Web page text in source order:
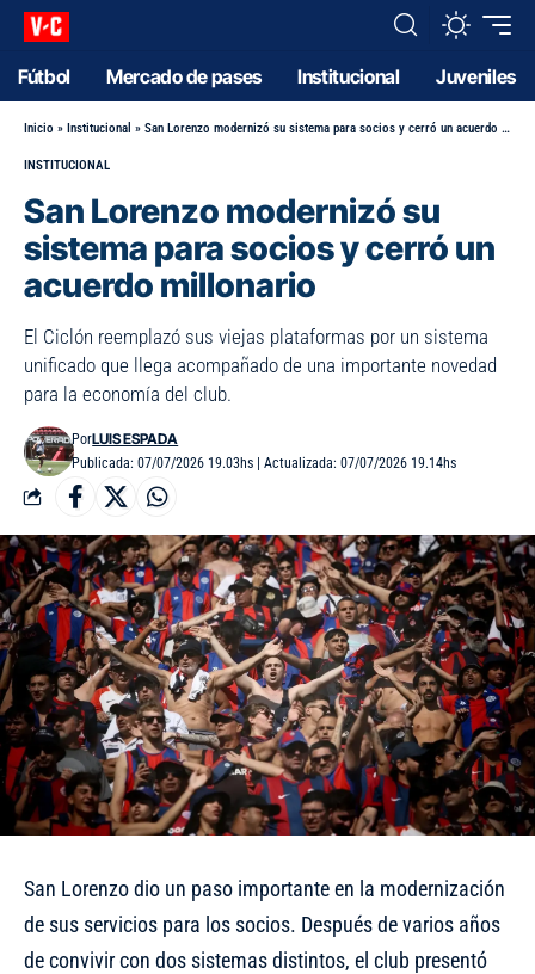
Fútbol Mercado de pases Institucional Juveniles
Inicio » Institucional » San Lorenzo modernizó su sistema para socios y cerró un acuerdo millonario
INSTITUCIONAL
San Lorenzo modernizó su
sistema para socios y cerró un
acuerdo millonario
El Ciclón reemplazó sus viejas plataformas por un sistema
unificado que llega acompañado de una importante novedad
para la economía del club.
PorLUIS ESPADA
Publicada: 07/07/2026 19.03hs | Actualizada: 07/07/2026 19.14hs
San Lorenzo dio un paso importante en la modernización
de sus servicios para los socios. Después de varios años
de convivir con dos sistemas distintos, el club presentó